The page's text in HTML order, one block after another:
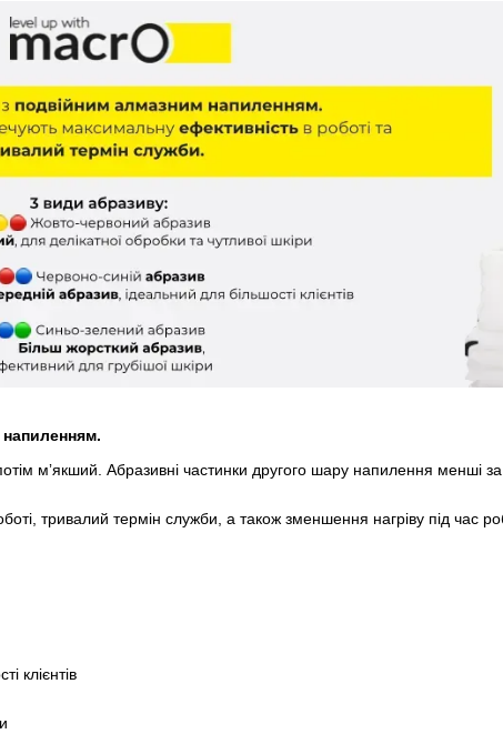
мʼякший. Абразивні частинки другого шару напилення менші
тривалий термін служби, а також зменшення нагріву під час
клієнтів